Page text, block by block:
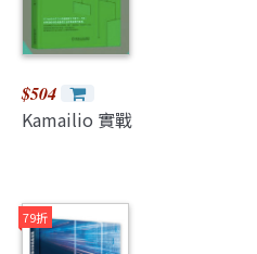
$504
Kamailio 實戰
79折